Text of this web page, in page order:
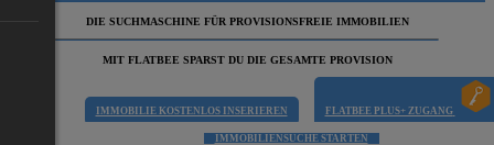
DIE SUCHMASCHINE FÜR PROVISIONSFREIE IMMOBILIEN
MIT FLATBEE SPARST DU DIE GESAMTE PROVISION
IMMOBILIE KOSTENLOS INSERIEREN FLATBEE PLUS+ ZUGANG
IMMOBILIENSUCHE STARTEN